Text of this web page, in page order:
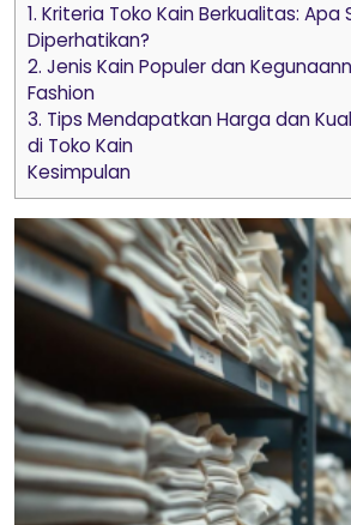
1. Kriteria Toko Kain Berkualitas: Apa
Diperhatikan?
2. Jenis Kain Populer dan
Fashion
3. Tips Mendapatkan Harga dan
di Toko Kain
Kesimpulan